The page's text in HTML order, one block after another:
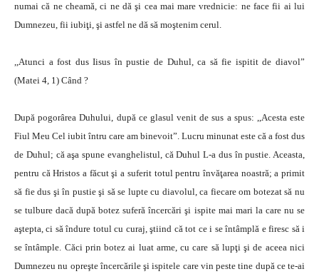
numai că ne cheamă, ci ne dă şi cea mai mare vrednicie: ne face fii ai lui
Dumnezeu, fii iubiţi, şi astfel ne dă să moştenim cerul.
,,Atunci a fost dus Iisus în pustie de Duhul, ca să fie ispitit de diavol”
(Matei 4, 1) Când ?
După pogorârea Duhului, după ce glasul venit de sus a spus: ,,Acesta este
Fiul Meu Cel iubit întru care am binevoit”. Lucru minunat este că a fost dus
de Duhul; că aşa spune evanghelistul, că Duhul L-a dus în pustie. Aceasta,
pentru că Hristos a făcut şi a suferit totul pentru învăţarea noastră; a primit
să fie dus şi în pustie şi să se lupte cu diavolul, ca fiecare om botezat să nu
se tulbure dacă după botez suferă încercări şi ispite mai mari la care nu se
aştepta, ci să îndure totul cu curaj, ştiind că tot ce i se întâmplă e firesc să i
se întâmple. Căci prin botez ai luat arme, cu care să lupţi şi de aceea nici
Dumnezeu nu opreşte încercările şi ispitele care vin peste tine după ce te-ai